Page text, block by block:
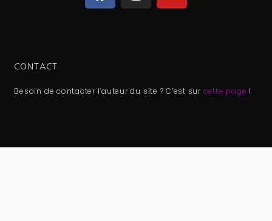
CONTACT
Besoin de contacter l’auteur du site ? C’est sur cette page !